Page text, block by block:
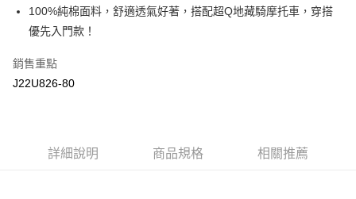
Apple Pay
街口支付
悠遊付
大哥付你分期
100%純棉面料，舒適透氣好著，搭配超Q地藏騎摩托車，穿搭
優先入門款！
銷售重點
J22U826-80
詳細說明 商品規格 相關推薦